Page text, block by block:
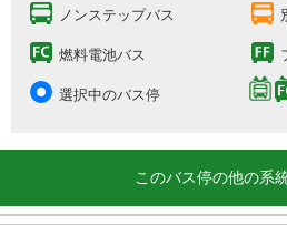
ノンステップバス
燃料電池バス
選択中のバス停
このバス停の他の系